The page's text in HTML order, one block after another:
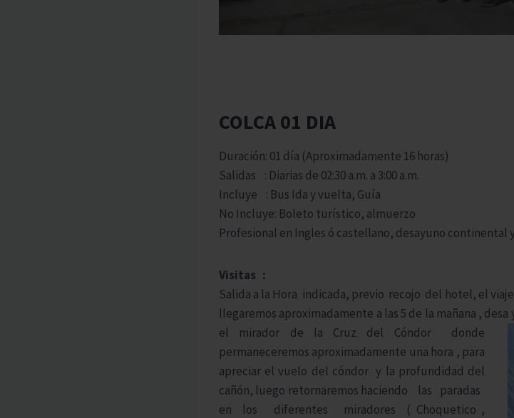
COLCA 01 DIA
Duración: 01 día (Aproximadamente 16 horas)
Salidas : Diarias de 02:30 a.m. a 3:00 a.m.
Incluye : Bus Ida y vuelta, Guía
No Incluye: Boleto turístico, almuerzo
Profesional en Ingles ó castellano, desayuno continental
Visitas :
Salida a la Hora indicada, previo recojo del hotel, el
llegaremos aproximadamente a las 5 de la mañana , desa
el mirador de la Cruz del Cóndor donde
permaneceremos aproximadamente una hora , para
apreciar el vuelo del cóndor y la profundidad del
cañón, luego retornaremos haciendo las paradas
en los diferentes miradores ( Choquetico ,